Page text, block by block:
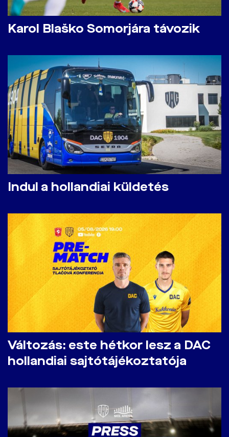
Karol Blaško Somorjára távozik
Indul a hollandiai küldetés
Változás: este hétkor lesz a DAC
hollandiai sajtótájékoztatója